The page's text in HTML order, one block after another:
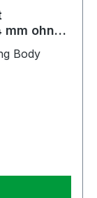
mm ohne
Body